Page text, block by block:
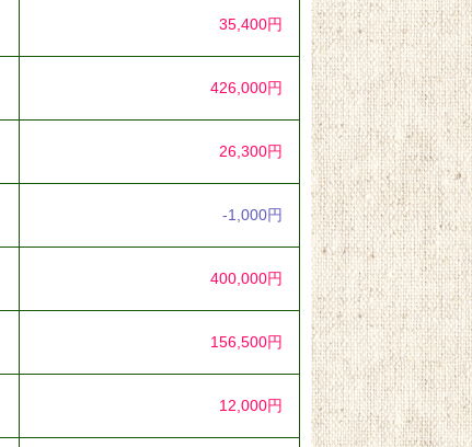
35,400円
426,000円
26,300円
-1,000円
400,000円
156,500円
12,000円